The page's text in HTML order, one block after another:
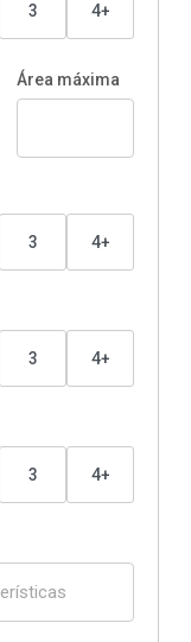
3 4+
Área máxima
3 4+
3 4+
3 4+